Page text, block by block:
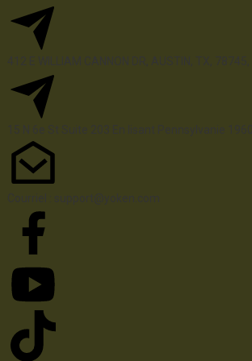
412 E WILLIAM CANNON DR, AUSTIN, TX, 78745,
15 N 6e St Suite 203 En lisant Pennsylvanie
Courriel : support@yoken.com